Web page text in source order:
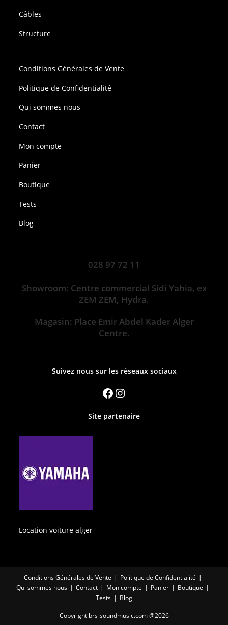
Câbles
Structure
Conditions Générales de Vente
Politique de Confidentialité
Qui sommes nous
Contact
Mon compte
Panier
Boutique
Tests
Blog
028 97 72 11
Showroom: Centre commercial Sidi Yahia, ex
ZEM ZEM, Hydra.
Magasin: Place Emir Abdel Kader Alger
Centre.
Suivez nous sur les réseaux sociaux
Site partenaire
Location voiture alger
Conditions Générales de Vente
Politique de Confidentialité
Qui sommes nous
Contact Mon compte Panier
Boutique
Tests
Blog
Copyright brs-soundmusic.com @2026